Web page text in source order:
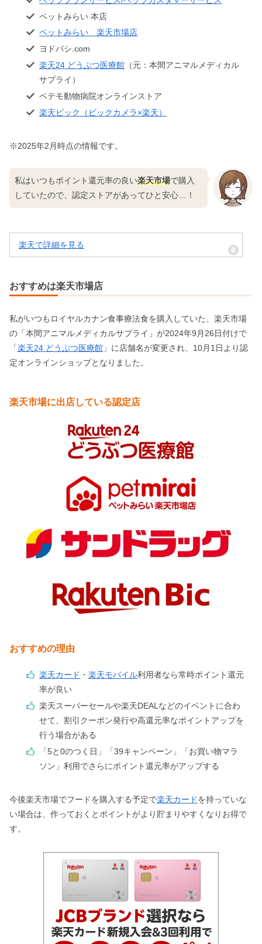
ペットみらい 本店
ペットみらい 楽天市場店
ヨドバシ.com
楽天24 どうぶつ医療館 （元：本間アニマルメディカル
サプライ）
ペテモ動物病院オンラインストア
楽天ビック（ビックカメラ×楽天）
※2025年2月時点の情報です。
私はいつもポイント還元率の良い楽天市場で購入
していたので、認定ストアがあってひと安心…！
楽天で詳細を見る
おすすめは楽天市場店
私がいつもロイヤルカナン食事療法食を購入していた、楽天市場
の「本間アニマルメディカルサプライ」が2024年9月26日付けで
「楽天24 どうぶつ医療館 」に店舗名が変更され、10月1日より認
定オンラインショップとなりました。
楽天市場に出店している認定店
おすすめの理由
楽天カード ・楽天モバイル利用者なら常時ポイント還元
率が良い
楽天スーパーセールや楽天DEALなどのイベントに合わ
せて、割引クーポン発行や高還元率なポイントアップを
行う場合がある
「5と0のつく日」「39キャンペーン」「お買い物マラ
ソン」利用でさらにポイント還元率がアップする
今後楽天市場でフードを購入する予定で楽天カードを持っていな
い場合は、作っておくとポイントがより貯まりやすくなりお得で
す。